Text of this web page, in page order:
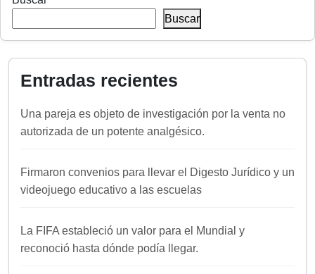
Buscar
Entradas recientes
Una pareja es objeto de investigación por la venta no
autorizada de un potente analgésico.
Firmaron convenios para llevar el Digesto Jurídico y un
videojuego educativo a las escuelas
La FIFA estableció un valor para el Mundial y
reconoció hasta dónde podía llegar.